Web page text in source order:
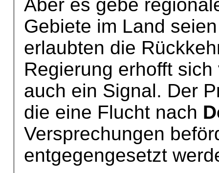
Aber es gebe
Gebiete im Land
erlaubten die
Regierung erhofft
auch ein Signal. Der
die eine Flucht nach
Versprechungen
entgegengesetzt